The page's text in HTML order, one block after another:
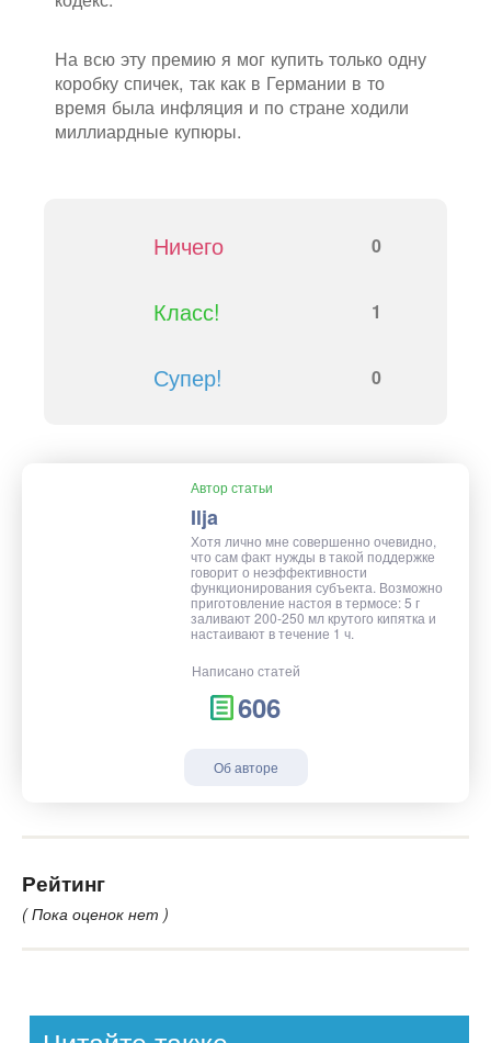
На всю эту премию я мог купить только одну
коробку спичек, так как в Германии в то
время была инфляция и по стране ходили
миллиардные купюры.
Ничего 0
Класс! 1
Супер! 0
Автор статьи
Ilja
Хотя лично мне совершенно очевидно,
что сам факт нужды в такой поддержке
говорит о неэффективности
функционирования субъекта. Возможно
приготовление настоя в термосе: 5 г
заливают 200-250 мл крутого кипятка и
настаивают в течение 1 ч.
Написано статей
606
Об авторе
Рейтинг
( Пока оценок нет )